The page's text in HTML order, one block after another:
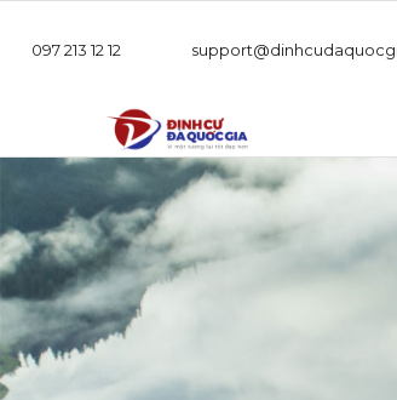
097 213 12 12